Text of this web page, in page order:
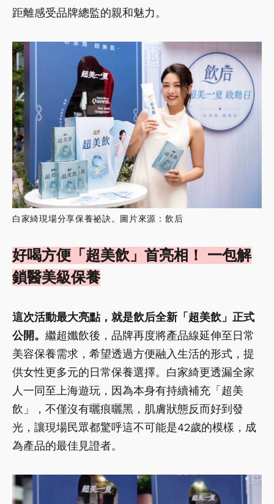
距離感受品牌總監的親和魅力。
白家綺現場分享保養祕訣。圖片來源：飲后
好喝方便「超美飲」首亮相！ 一包解
鎖醫美級保養
這次活動最大亮點，就是飲后全新「超美飲」正式
公開。 繼超孅飲後，品牌再度將產品線延伸至日常
美容保養需求，希望透過方便融入生活的形式，提
供女性更多元的日常保養選擇。白家綺更透漏全家
人一同至上海遊玩，因為本身有持續補充「超美
飲」，不僅沒有曬痕曬黑，肌膚狀態反而好到發
光，讓現場民眾都驚呼這不可能是42歲的模樣，成
為產品的最佳見證者。